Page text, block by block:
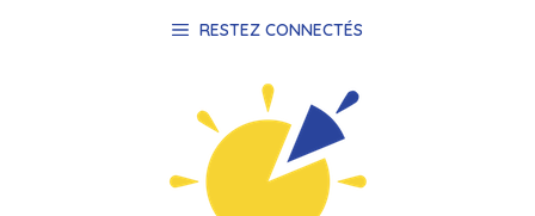
RESTEZ CONNECTÉS